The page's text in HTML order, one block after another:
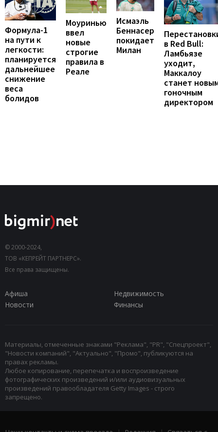
Формула-1
на пути к
легкости:
планируется
дальнейшее
снижение
веса
болидов
Моуринью
ввел
новые
строгие
правила в
Реале
Исмаэль
Беннасер
покидает
Милан
в Red Bull:
Ламбьязе
уходит,
Маккалоу
станет
гоночным
директором
© 2000-2024,
ТОВ «КЕПРЕЙТ ПАРТНЕРС».
Все права защищены.
Афиша
Недвижимость
Новости
Финансы
Материалы, отмеченные знаками "Реклама", "PR", "Спецпроект",
"Новости компаний", "Актуально", "Промо", публикуются на
правах рекламы.
Любое копирование, перепечатка и воспроизведение
фотографических произведений и/или аудиовизуальных
произведений правообладателя Getty Images - строго
запрещено.